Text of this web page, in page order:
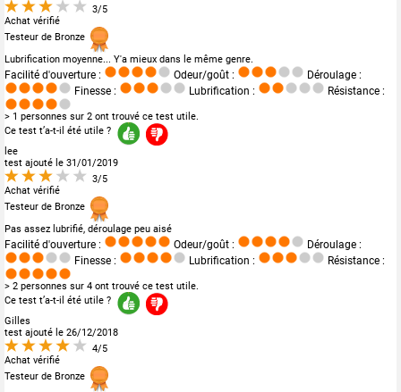
3/5
Achat vérifié
Testeur de Bronze
Lubrification moyenne... Y'a mieux dans le même genre.
Facilité d'ouverture : Odeur/goût :
Déroulage :
Finesse :
Lubrification : Résistance :
> 1 personnes sur 2 ont trouvé ce test utile.
Ce test t’a-t-il été utile ?
lee
test ajouté le 31/01/2019
3/5
Achat vérifié
Testeur de Bronze
Pas assez lubrifié, déroulage peu aisé
Facilité d'ouverture : Odeur/goût :
Déroulage :
Finesse :
Lubrification : Résistance :
> 2 personnes sur 4 ont trouvé ce test utile.
Ce test t’a-t-il été utile ?
Gilles
test ajouté le 26/12/2018
4/5
Achat vérifié
Testeur de Bronze